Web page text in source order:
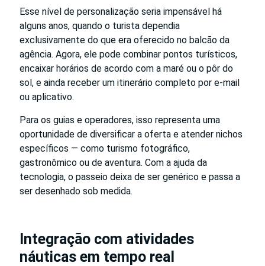
Esse nível de personalização seria impensável há
alguns anos, quando o turista dependia
exclusivamente do que era oferecido no balcão da
agência. Agora, ele pode combinar pontos turísticos,
encaixar horários de acordo com a maré ou o pôr do
sol, e ainda receber um itinerário completo por e-mail
ou aplicativo.
Para os guias e operadores, isso representa uma
oportunidade de diversificar a oferta e atender nichos
específicos — como turismo fotográfico,
gastronômico ou de aventura. Com a ajuda da
tecnologia, o passeio deixa de ser genérico e passa a
ser desenhado sob medida.
Integração com atividades
náuticas em tempo real